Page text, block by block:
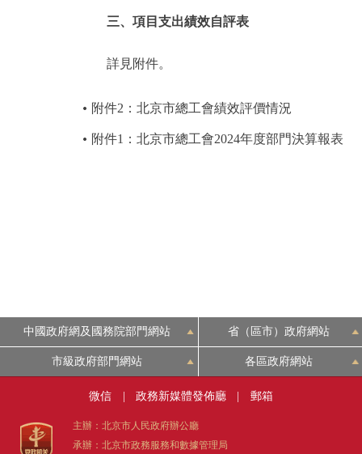
三、項目支出績效自評表
詳見附件。
附件2：北京市總工會績效評價情況
附件1：北京市總工會2024年度部門決算報表
中國政府網及國務院部門網站 省（區市）政府網站
市級政府部門網站 各區政府網站
微信 政務新媒體發佈廳 郵箱
主辦：北京市人民政府辦公廳
承辦：北京市政務服務和數據管理局